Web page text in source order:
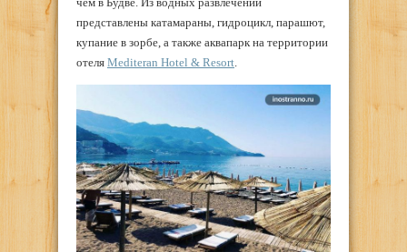
представлены катамараны, гидроцикл, парашют,
купание в зорбе, а также аквапарк на территории
отеля Mediteran Hotel & Resort